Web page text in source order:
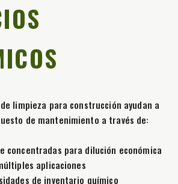
limpieza para construcción ayudan a
de mantenimiento a través de:
concentradas para dilución económica
aplicaciones
de inventario químico